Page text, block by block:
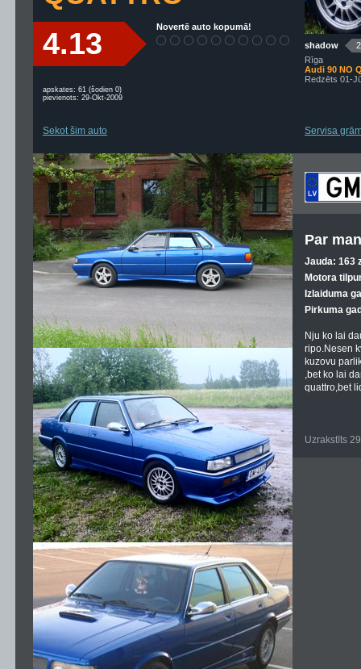
4.13 Novertē auto kopumā!
apskates: 61 (šodien 0)
pievienots: 29-Okt-2009
Sekot šim auto
shadow
Rīga
Audi 90 NO
Redzēts 01-
Servisa
Par
Jauda: 163
Motora
Izlaiduma
Pirkuma
Nju ko lai
ripo.Nesen
kuzovu
,bet ko lai
quattro,bet
Uzrakstīts